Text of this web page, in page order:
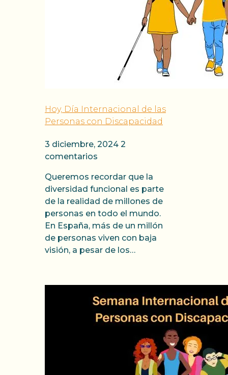
Hoy, Día Internacional de las
Personas con Discapacidad
3 diciembre, 2024 2
comentarios
Queremos recordar que la
diversidad funcional es parte
de la realidad de millones de
personas en todo el mundo.
En España, más de un millón
de personas viven con baja
visión, a pesar de los…